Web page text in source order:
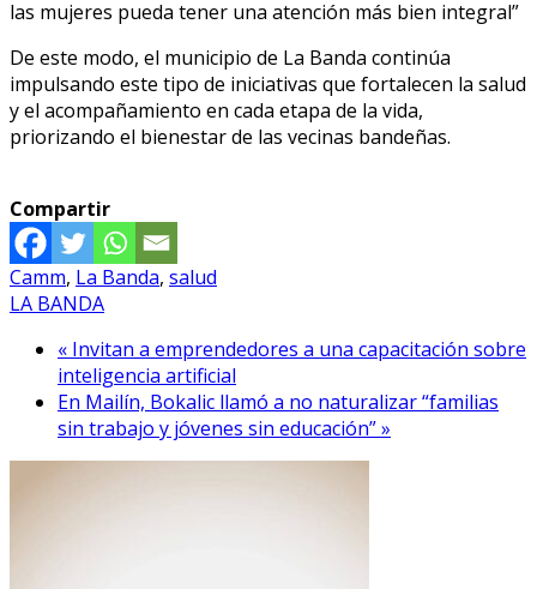
las mujeres pueda tener una atención más bien integral”
De este modo, el municipio de La Banda continúa
impulsando este tipo de iniciativas que fortalecen la salud
y el acompañamiento en cada etapa de la vida,
priorizando el bienestar de las vecinas bandeñas.
Compartir
Camm, La Banda, salud
LA BANDA
« Invitan a emprendedores a una capacitación sobre
inteligencia artificial
En Mailín, Bokalic llamó a no naturalizar “familias
sin trabajo y jóvenes sin educación” »